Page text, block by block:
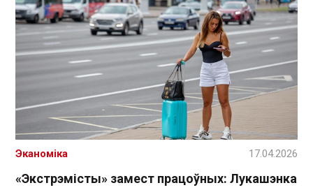
«Экстрэмісты» замест працоўных: Лукашэнка
Эканоміка 17.04.2026